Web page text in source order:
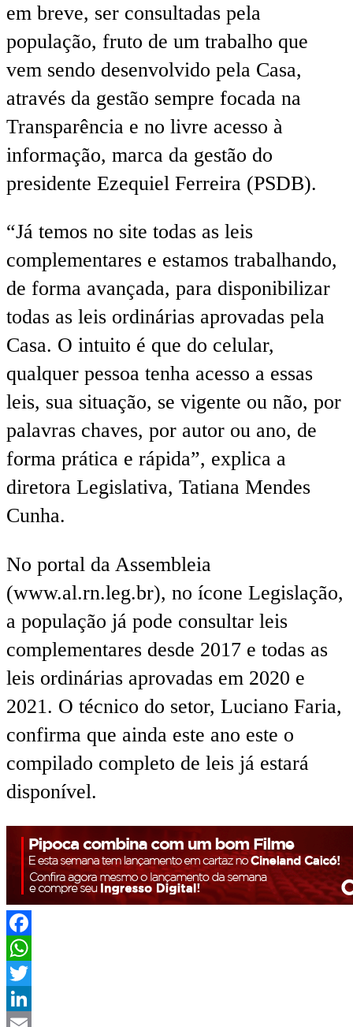
em breve, ser consultadas pela
população, fruto de um trabalho que
vem sendo desenvolvido pela Casa,
através da gestão sempre focada na
Transparência e no livre acesso à
informação, marca da gestão do
presidente Ezequiel Ferreira (PSDB).
“Já temos no site todas as leis
complementares e estamos trabalhando,
de forma avançada, para disponibilizar
todas as leis ordinárias aprovadas pela
Casa. O intuito é que do celular,
qualquer pessoa tenha acesso a essas
leis, sua situação, se vigente ou não, por
palavras chaves, por autor ou ano, de
forma prática e rápida”, explica a
diretora Legislativa, Tatiana Mendes
Cunha.
No portal da Assembleia
(www.al.rn.leg.br), no ícone Legislação,
a população já pode consultar leis
complementares desde 2017 e todas as
leis ordinárias aprovadas em 2020 e
2021. O técnico do setor, Luciano Faria,
confirma que ainda este ano este o
compilado completo de leis já estará
disponível.
Facebook
WhatsApp
Twitter